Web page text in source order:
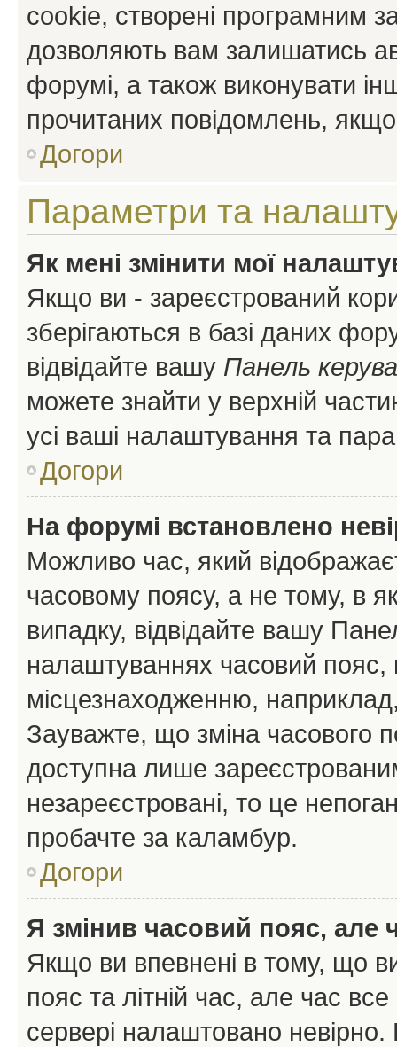
cookie, створені програмним
дозволяють вам залишатись
форумі, а також виконувати
прочитаних повідомлень,
Догори
Параметри та
Як мені змінити мої
Якщо ви - зареєстрований
зберігаються в базі даних
відвідайте вашу Панель
можете знайти у верхній
усі ваші налаштування та
Догори
На форумі встановлено
Можливо час, який
часовому поясу, а не тому, в
випадку, відвідайте вашу
налаштуваннях часовий пояс,
місцезнаходженню,
Зауважте, що зміна часового
доступна лише
незареєстровані, то це
пробачте за каламбур.
Догори
Я змінив часовий пояс, але
Якщо ви впевнені в тому, що
пояс та літній час, але час
сервері налаштовано